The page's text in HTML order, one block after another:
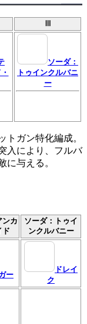
ソーダ：
トゥインクルバニ
ー
トガン特化編成。
入により、フルバ
に与える。
ンカ
ド
ソーダ：トゥイ
ンクルバニー
ー
ドレイ
ク